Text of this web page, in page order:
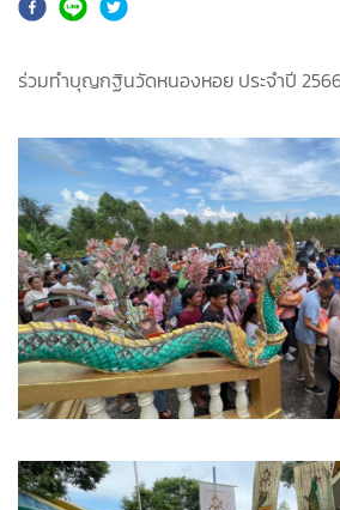
ร่วมทำบุญกฐินวัดหนองหอย ประจำปี